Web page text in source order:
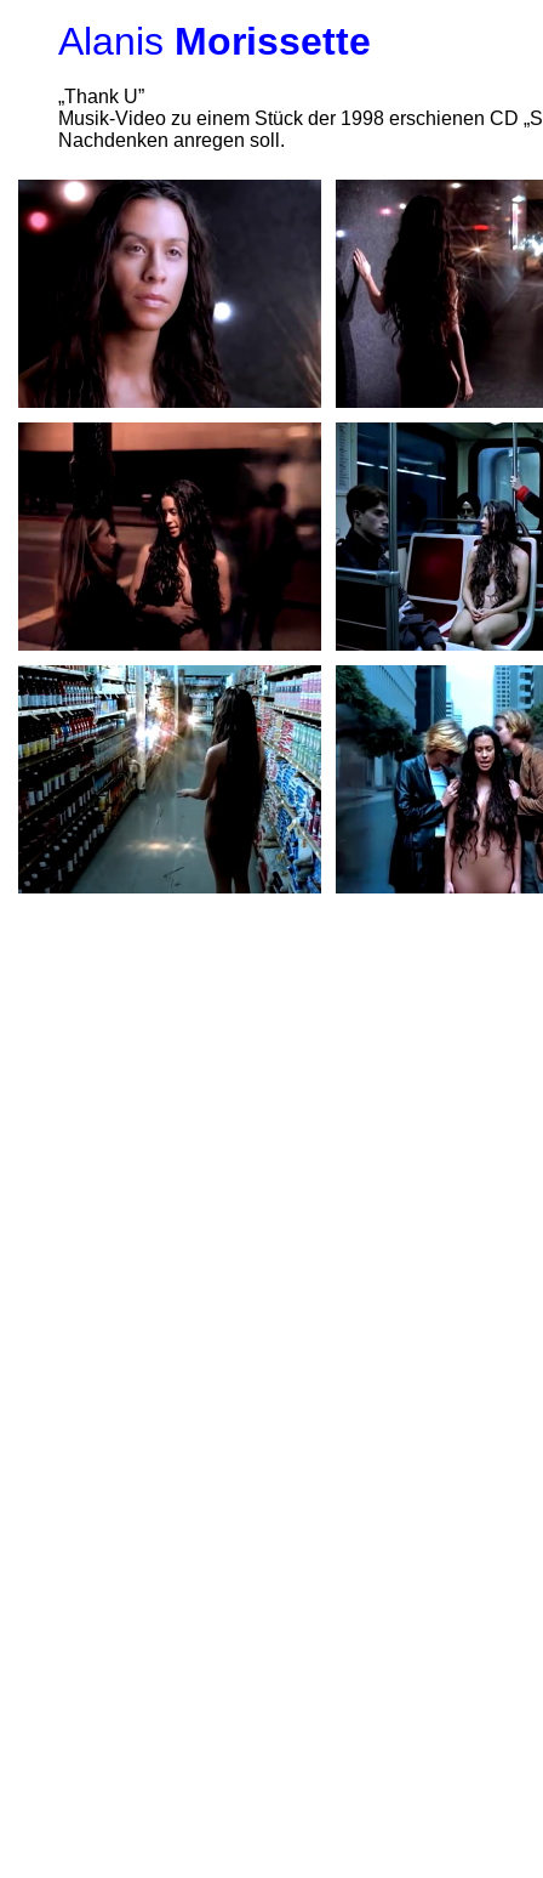
Alanis Morissette
„Thank U”
Musik-Video zu einem Stück der 1998 erschienen CD
Nachdenken anregen soll.